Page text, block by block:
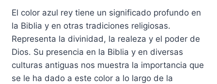
El color azul rey tiene un significado profundo en
la Biblia y en otras tradiciones religiosas.
Representa la divinidad, la realeza y el poder de
Dios. Su presencia en la Biblia y en diversas
culturas antiguas nos muestra la importancia que
se le ha dado a este color a lo largo de la